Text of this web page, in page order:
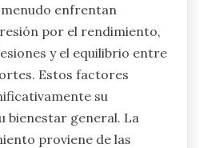
enfrentan
por el rendimiento,
y el equilibrio entre
Estos factores
su
bienestar general. La
proviene de las